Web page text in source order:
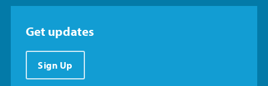
Get updates
Sign Up